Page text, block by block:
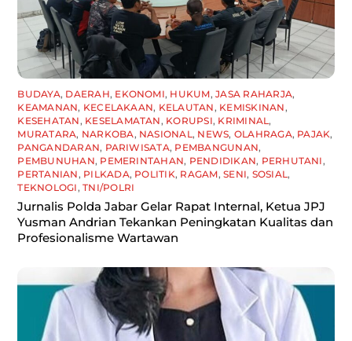
BUDAYA, DAERAH, EKONOMI, HUKUM,JASA RAHARJA,
KEAMANAN, KECELAKAAN, KELAUTAN, KEMISKINAN,
KESEHATAN, KESELAMATAN, KORUPSI, KRIMINAL,
MURATARA, NARKOBA, NASIONAL, NEWS, OLAHRAGA, PAJAK,
PANGANDARAN, PARIWISATA, PEMBANGUNAN,
PEMBUNUHAN, PEMERINTAHAN, PENDIDIKAN, PERHUTANI,
PERTANIAN, PILKADA, POLITIK, RAGAM,SENI, SOSIAL,
TEKNOLOGI,TNI/POLRI
Jurnalis Polda Jabar Gelar Rapat Internal, Ketua JPJ
Yusman Andrian Tekankan Peningkatan Kualitas dan
Profesionalisme Wartawan